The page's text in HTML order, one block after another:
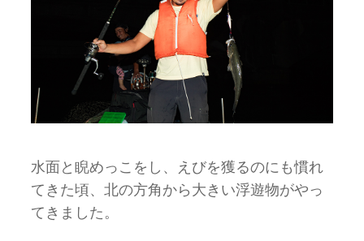
水面と睨めっこをし、えびを獲るのにも慣れ
てきた頃、北の方角から大きい浮遊物がやっ
てきました。